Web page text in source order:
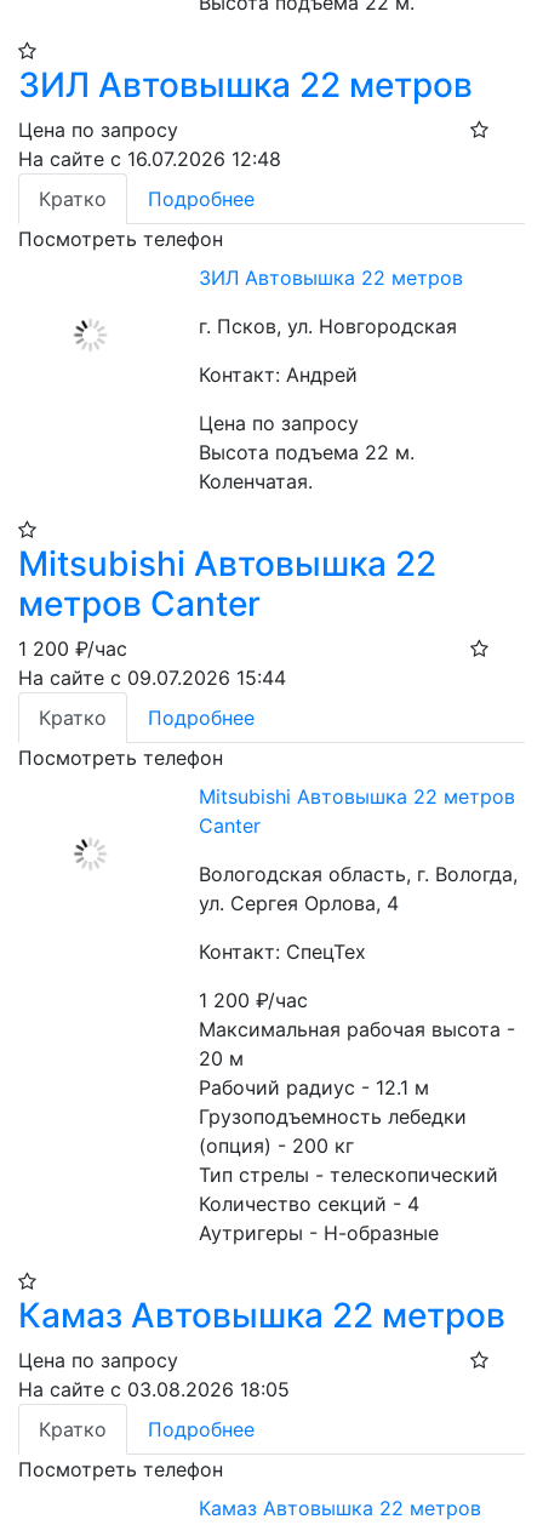
ЗИЛ Автовышка 22 метров
Цена по запросу
На сайте с 16.07.2026 12:48
Кратко
Подробнее
Посмотреть телефон
ЗИЛ Автовышка 22 метров
г. Псков, ул. Новгородская
Контакт: Андрей
Цена по запросу
Высота подъема 22 м.
Коленчатая.
Mitsubishi Автовышка 22
метров Canter
1 200 ₽/час
На сайте с 09.07.2026 15:44
Кратко
Подробнее
Посмотреть телефон
Mitsubishi Автовышка 22 метров
Canter
Вологодская область, г. Вологда,
ул. Сергея Орлова, 4
Контакт: СпецТех
1 200₽/час
Максимальная рабочая высота -
20 м
Рабочий радиус - 12.1 м
Грузоподъемность лебедки
(опция) - 200 кг
Тип стрелы - телескопический
Количество секций - 4
Аутригеры - Н-образные
Камаз Автовышка 22 метров
Цена по запросу
На сайте с 03.08.2026 18:05
Кратко
Подробнее
Посмотреть телефон
Камаз Автовышка 22 метров